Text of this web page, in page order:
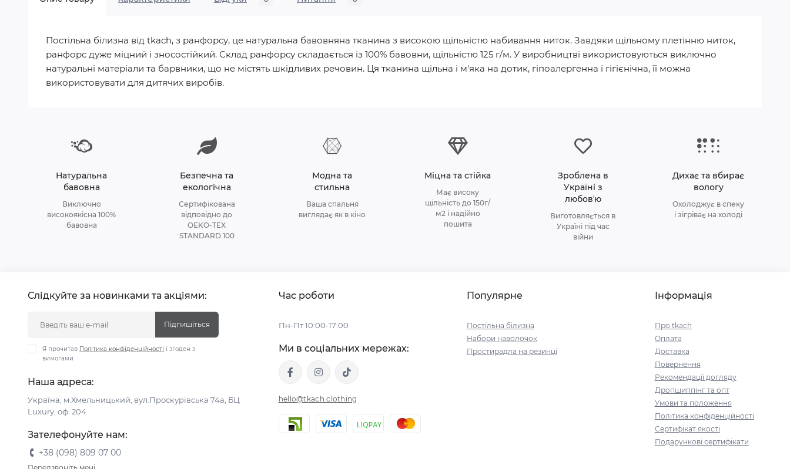
Постільна білизна від tkach, з ранфорсу, це натуральна бавовняна тканина з високою щільністю набивання ниток. Завдяки щільному плетінню ниток,
ранфорс дуже міцний і зносостійкий. Склад ранфорсу складається із 100% бавовни, щільністю 125 г/м. У виробництві використовуються виключно
натуральні матеріали та барвники, що не містять шкідливих речовин. Ця тканина щільна і м'яка на дотик, гіпоалергенна і гігієнічна, її можна
використовувати для дитячих виробів.
Натуральна
бавовна
Виключно
високоякісна 100%
бавовна
Безпечна та
екологічна
Сертифікована
відповідно до
OEKO-TEX
STANDARD 100
Модна та
стильна
Ваша спальня
виглядає як в кіно
Міцна та стійка
Має високу
щільність до 150г/
м2 і надійно
пошита
Зроблена в
Україні з
любовʼю
Виготовляється в
Україні під час
війни
Дихає та вбирає
вологу
Охолоджує в спеку
і зігріває на холоді
Слідкуйте за новинками та акціями:
Підпишіться
Я прочитав Політика конфіденційності і згоден з
вимогами
Наша адреса:
Україна, м.Хмельницький, вул.Проскурівська 74а, БЦ
Luxury, оф. 204
Зателефонуйте нам:
+38 (098) 809 07 00
Час роботи
Пн-Пт 10:00-17:00
Ми в соціальних мережах:
hello@tkach.clothing
Популярне
Постільна білизна
Набори наволочок
Простирадла на резинці
Інформація
Про tkach
Оплата
Доставка
Повернення
Рекомендації догляду
Дропшиппінг та опт
Умови та положення
Політика конфіденційності
Сертифікат якості
Подарункові сертифікати